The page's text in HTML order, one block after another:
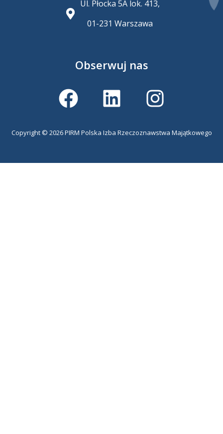
Ul. Płocka 5A lok. 413,
01-231 Warszawa
Obserwuj nas
F
a
c
b
L
i
n
e
I
n
s
a
Copyright © 2026 PIRM Polska Izba Rzeczoznawstwa Majątkowego